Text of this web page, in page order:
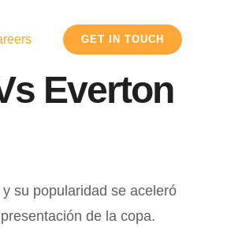
GET IN TOUCH
Everton
su popularidad se aceleró
de la copa.